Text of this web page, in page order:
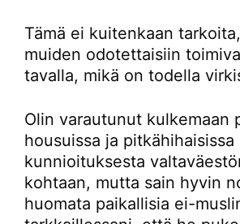
Tämä ei kuitenkaan
muiden odotettaisiin
tavalla, mikä on todella
Olin varautunut kulkemaan
housuissa ja pitkähihaisissa
kunnioituksesta
kohtaan, mutta sain hyvin
huomata paikallisia ei-